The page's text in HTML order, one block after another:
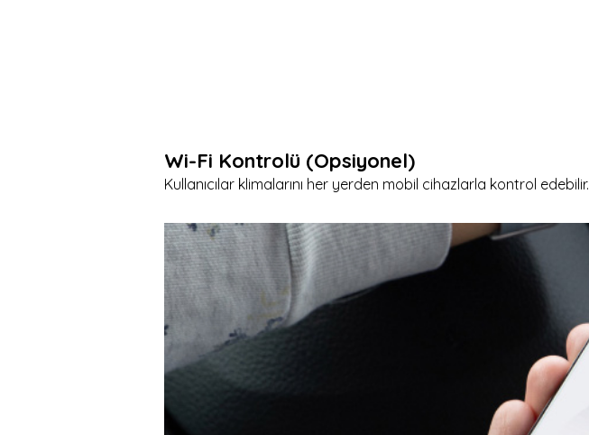
Wi-Fi Kontrolü (Opsiyonel)
Kullanıcılar klimalarını her yerden mobil cihazlarla kontrol edebilir.